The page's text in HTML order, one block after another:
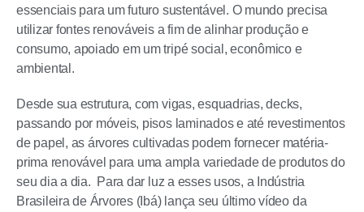
essenciais para um futuro sustentável. O mundo precisa
utilizar fontes renováveis a fim de alinhar produção e
consumo, apoiado em um tripé social, econômico e
ambiental.
Desde sua estrutura, com vigas, esquadrias, decks,
passando por móveis, pisos laminados e até revestimentos
de papel, as árvores cultivadas podem fornecer matéria-
prima renovável para uma ampla variedade de produtos do
seu dia a dia. Para dar luz a esses usos, a Indústria
Brasileira de Árvores (Ibá) lança seu último vídeo da